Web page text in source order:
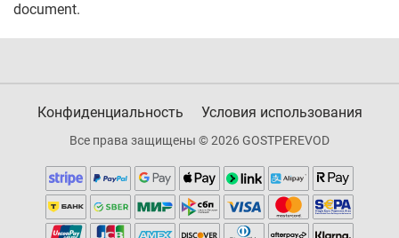
document.
Конфиденциальность Условия использования
Все права защищены © 2026 GOSTPEREVOD